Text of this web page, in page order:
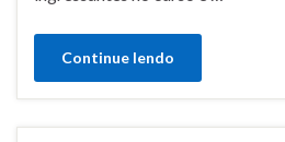
Continue lendo